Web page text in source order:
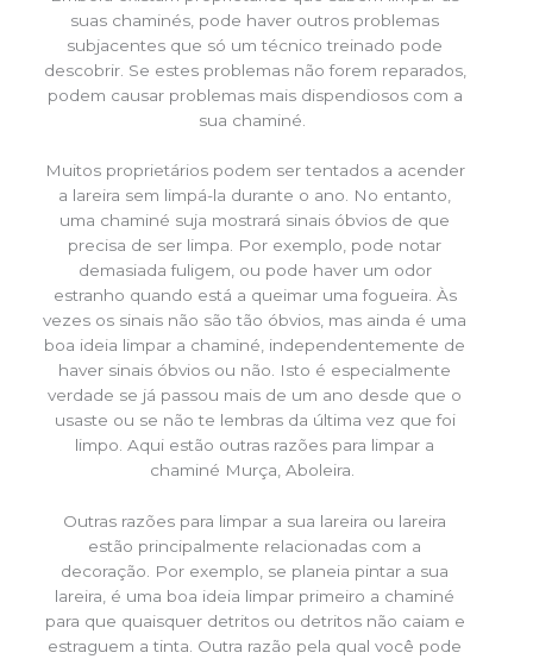
suas chaminés, pode haver outros problemas
subjacentes que só um técnico treinado pode
descobrir. Se estes problemas não forem reparados,
podem causar problemas mais dispendiosos com a
sua chaminé.
Muitos proprietários podem ser tentados a acender
a lareira sem limpá-la durante o ano. No entanto,
uma chaminé suja mostrará sinais óbvios de que
precisa de ser limpa. Por exemplo, pode notar
demasiada fuligem, ou pode haver um odor
estranho quando está a queimar uma fogueira. Às
vezes os sinais não são tão óbvios, mas ainda é uma
boa ideia limpar a chaminé, independentemente de
haver sinais óbvios ou não. Isto é especialmente
verdade se já passou mais de um ano desde que o
usaste ou se não te lembras da última vez que foi
limpo. Aqui estão outras razões para limpar a
chaminé Murça, Aboleira.
Outras razões para limpar a sua lareira ou lareira
estão principalmente relacionadas com a
decoração. Por exemplo, se planeia pintar a sua
lareira, é uma boa ideia limpar primeiro a chaminé
para que quaisquer detritos ou detritos não caiam e
estraguem a tinta. Outra razão pela qual você pode